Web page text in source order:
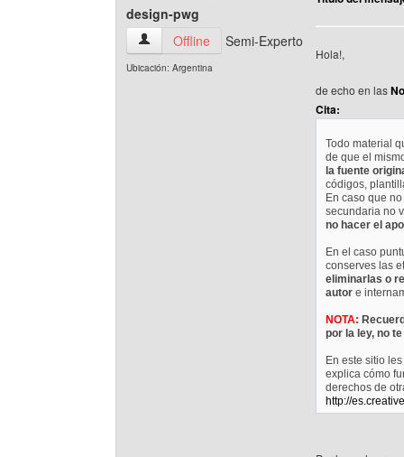
design-pwg
design-pwg Ver perfil del usuario
Offline Semi-Experto
Ubicación: Argentina
Hola!,
de echo en las
Cita:
Todo material
de que el
la fuente
códigos,
En caso que
secundaria no
no hacer el
En el caso
conserves las
eliminarlas o
autor e
NOTA:
por la ley, no
En este sitio
explica cómo
derechos de
http://